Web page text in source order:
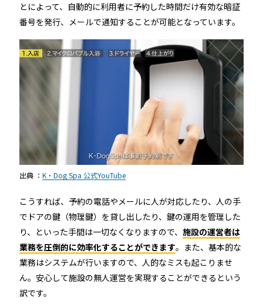
とによって、自動的に利用者に予約した時間だけ有効な暗証
番号を発行、メールで通知することが可能となっています。
出典 ： K・Dog Spa 公式YouTube
こうすれば、予約の電話やメールに人が対応したり、人の手
でドアの鍵（物理鍵）を貸し出したり、鍵の運用を管理した
り、といった手間は一切なくなりますので、 施設の運営者は
業務を圧倒的に効率化することができます。また、基本的な
業務はシステムが行いますので、人的なミスも起こりませ
ん。安心して施設の無人運営を実現することができるという
訳です。